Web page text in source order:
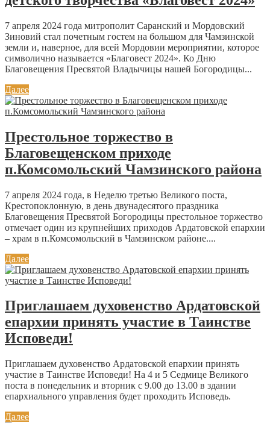
7 апреля 2024 года митрополит Саранский и Мордовский
Зиновий стал почетным гостем на большом для Чамзинской
земли и, наверное, для всей Мордовии мероприятии, которое
символично называется «Благовест 2024». Ко Дню
Благовещения Пресвятой Владычицы нашей Богородицы...
Далее
Престольное торжество в
Благовещенском приходе
п.Комсомольский Чамзинского района
7 апреля 2024 года, в Неделю третью Великого поста,
Крестопоклонную, в день двунадесятого праздника
Благовещения Пресвятой Богородицы престольное торжество
отмечает один из крупнейших приходов Ардатовской епархии
– храм в п.Комсомольский в Чамзинском районе....
Далее
Приглашаем духовенство Ардатовской
епархии принять участие в Таинстве
Исповеди!
Приглашаем духовенство Ардатовской епархии принять
участие в Таинстве Исповеди! На 4 и 5 Седмице Великого
поста в понедельник и вторник с 9.00 до 13.00 в здании
епархиального управления будет проходить Исповедь.
Далее